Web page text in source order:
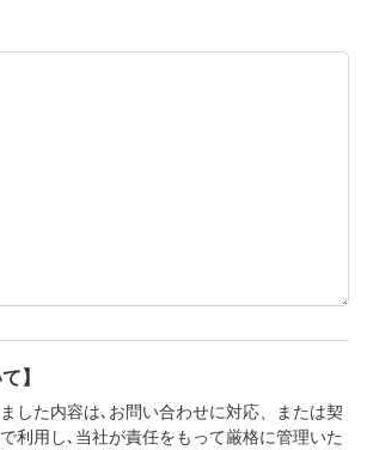
】
した内容は､お問い合わせに対応、または契
利用し､当社が責任をもって厳格に管理いた